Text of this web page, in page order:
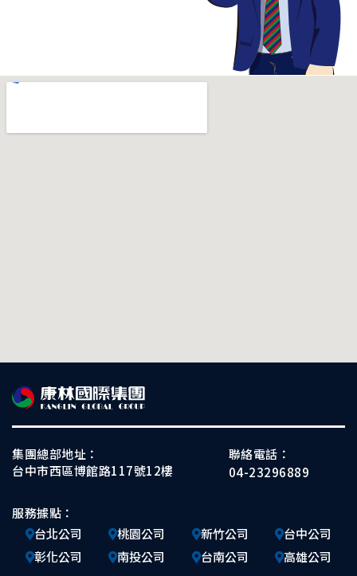
集團總部地址：
台中市西區博館路117號12樓
聯絡電話：
04-23296889
服務據點：
台北公司
桃園公司 新竹公司
台中公司
彰化公司
南投公司 台南公司 高雄公司